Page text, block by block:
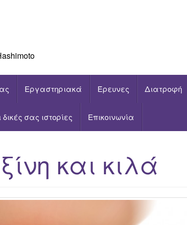
Εργαστηριακά Έρευνες Διατροφή
δικές σας ιστορίες Επικοινωνία
και κιλά